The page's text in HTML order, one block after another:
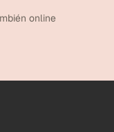
online